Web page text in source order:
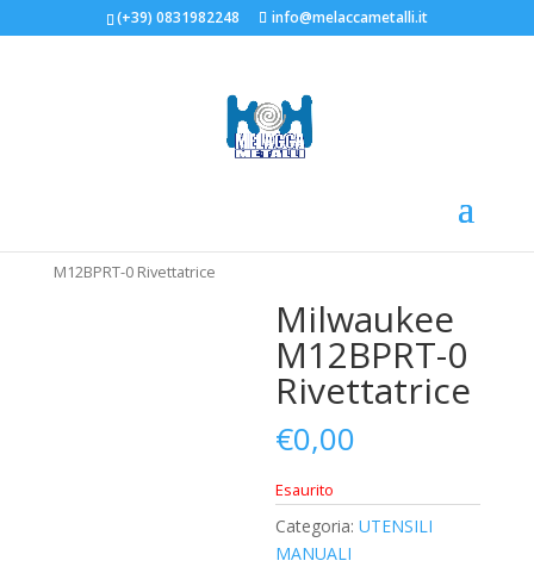
(+39) 0831982248 info@melaccametalli.it
M12BPRT-0 Rivettatrice
Milwaukee
M12BPRT-0
Rivettatrice
€0,00
Esaurito
Categoria:UTENSILI
MANUALI